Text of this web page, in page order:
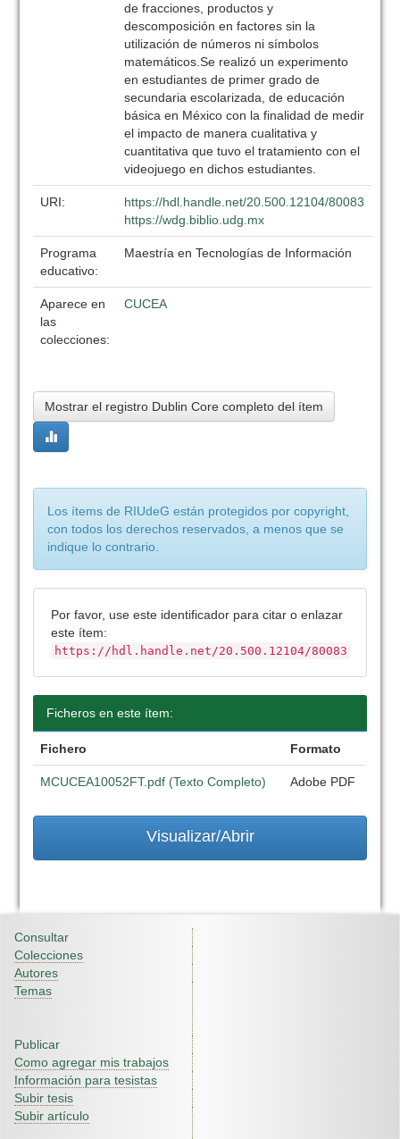
de fracciones, productos y
descomposición en factores sin la
utilización de números ni símbolos
matemáticos.Se realizó un experimento
en estudiantes de primer grado de
secundaria escolarizada, de educación
básica en México con la finalidad de medir
el impacto de manera cualitativa y
cuantitativa que tuvo el tratamiento con el
videojuego en dichos estudiantes.
URI:
https://hdl.handle.net/20.500.12104/80083
https://wdg.biblio.udg.mx
Programa
educativo:
Maestría en Tecnologías de Información
Aparece en
las
colecciones:
CUCEA
Mostrar el registro Dublin Core completo del ítem
Los ítems de RIUdeG están protegidos por copyright,
con todos los derechos reservados, a menos que se
indique lo contrario.
Por favor, use este identificador para citar o enlazar
este ítem:
https://hdl.handle.net/20.500.12104/80083
Ficheros en este ítem:
Fichero Formato
MCUCEA10052FT.pdf (Texto Completo) Adobe PDF
Visualizar/Abrir
Consultar
Colecciones
Autores
Temas
Publicar
Como agregar mis trabajos
Información para tesistas
Subir tesis
Subir artículo